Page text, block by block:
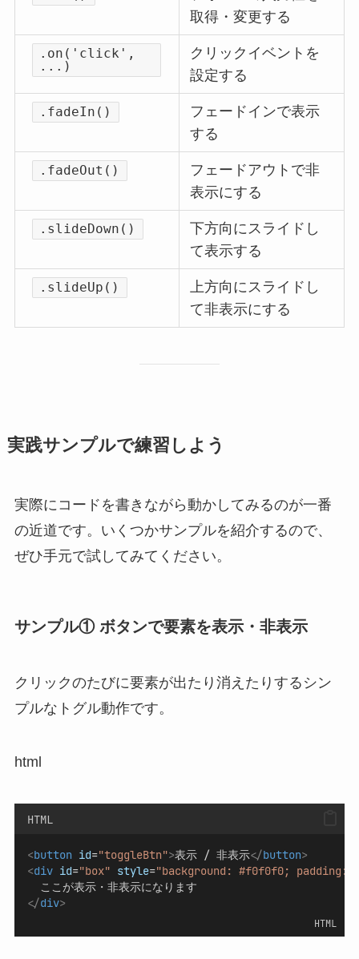
取得・変更する
.on('click',
...)
クリックイベントを
設定する
.fadeIn()
フェードインで表示
する
.fadeOut()
フェードアウトで非
表示にする
.slideDown()
下方向にスライドし
て表示する
.slideUp()
上方向にスライドし
て非表示にする
実践サンプルで練習しよう
実際にコードを書きながら動かしてみるのが一番
の近道です。いくつかサンプルを紹介するので、
ぜひ手元で試してみてください。
サンプル① ボタンで要素を表示・非表示
クリックのたびに要素が出たり消えたりするシン
プルなトグル動作です。
html
HTML
<button id="toggleBtn">表示 / 非表示</button>
<div id="box" style="background: #f0f0f0; padding:
  ここが表示・非表示になります
</div>
HTML